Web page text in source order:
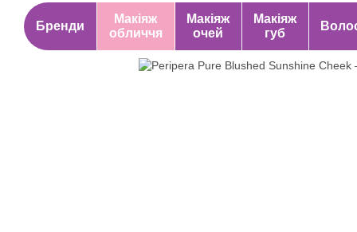
Бренди
Макіяж
обличчя
Макіяж
очей
Макіяж
губ